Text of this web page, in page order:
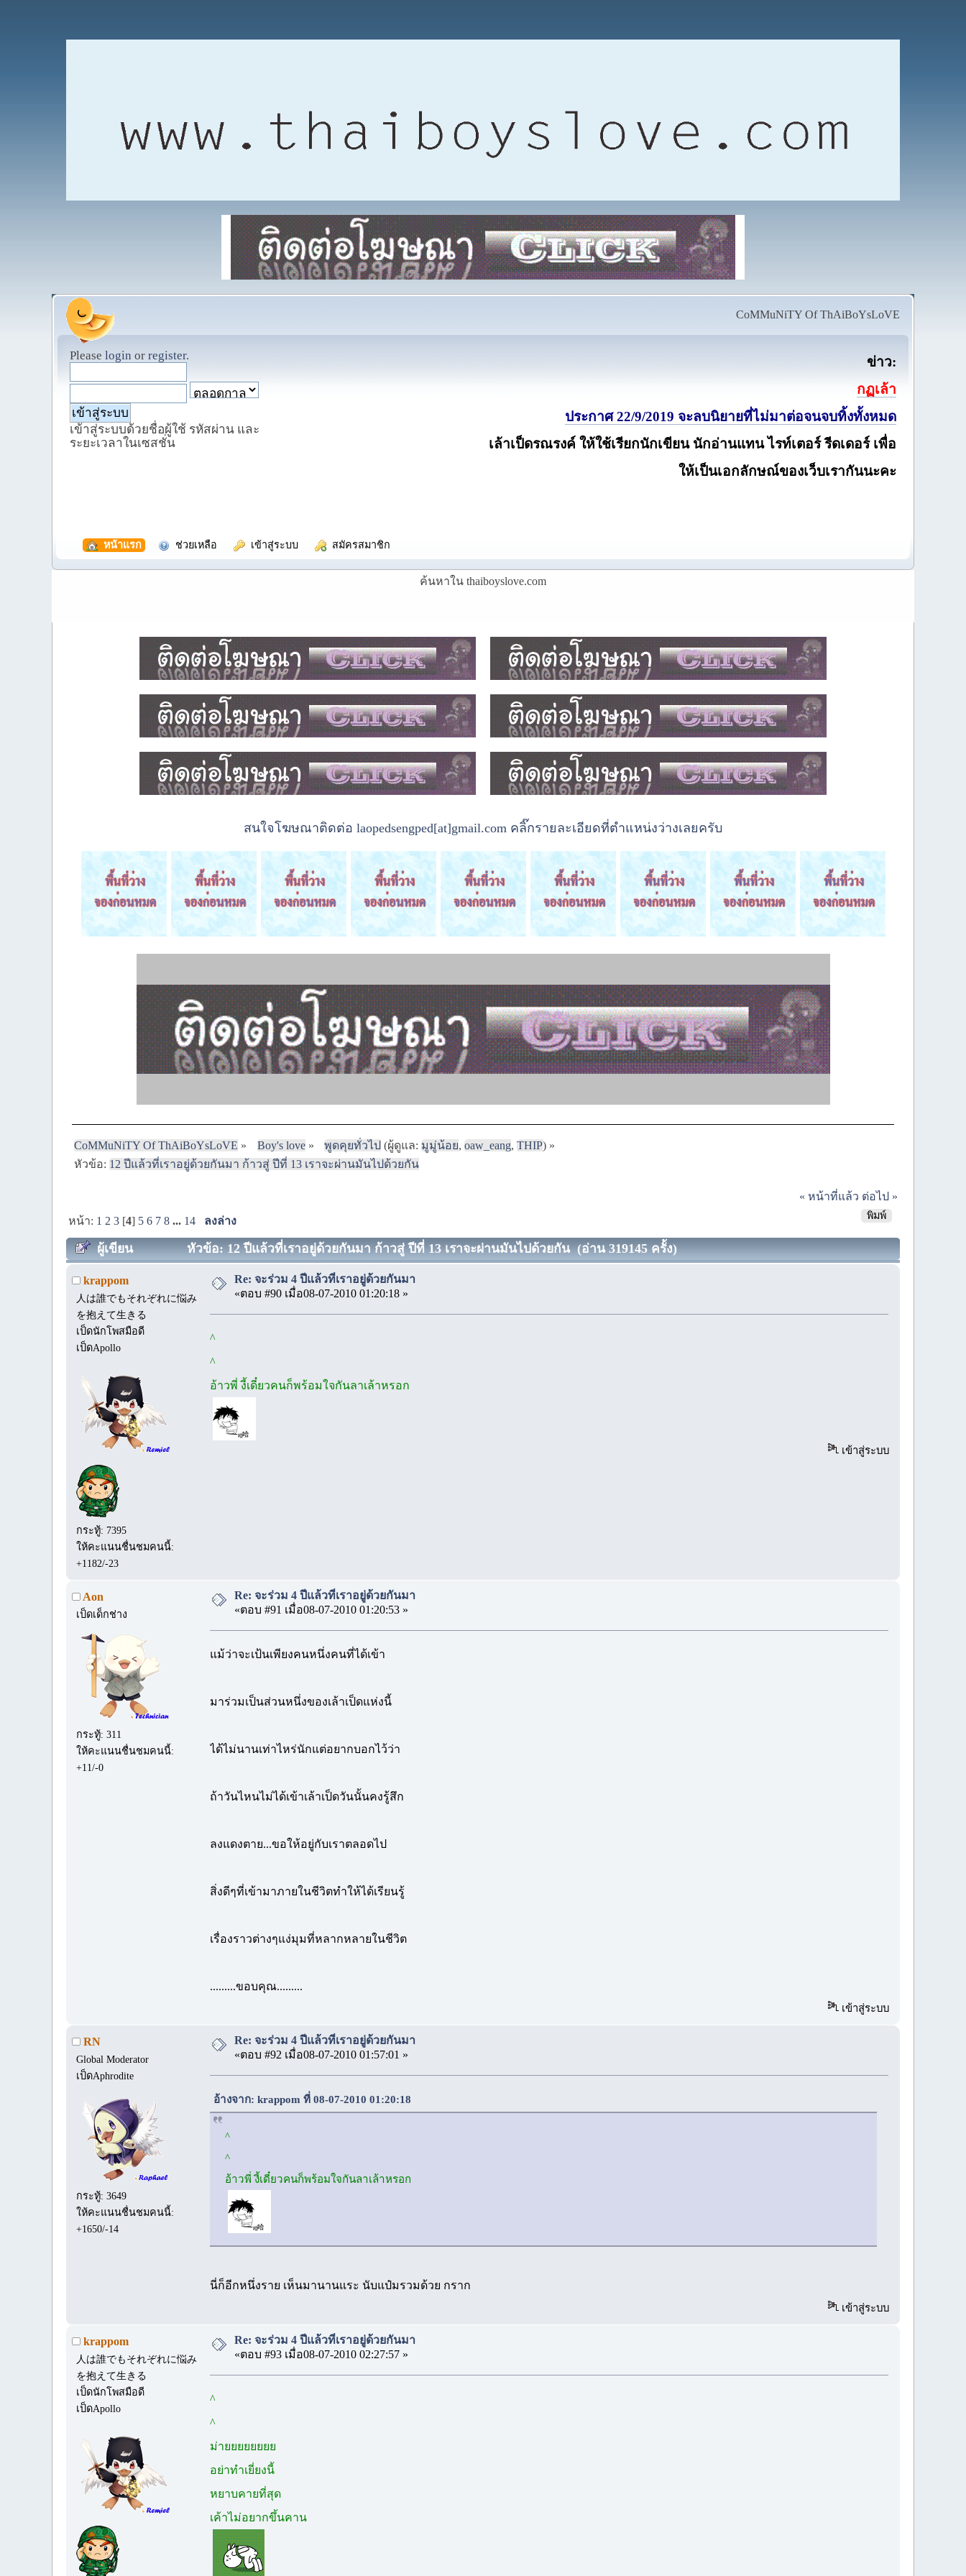
CoMMuNiTY Of ThAiBoYsLoVE
Please login or register.
เข้าสู่ระบบด้วยชื่อผู้ใช้ รหัสผ่าน และ
ระยะเวลาในเซสชั่น
ข่าว:
กฏเล้า
ประกาศ 22/9/2019 จะลบนิยายที่ไม่มาต่อจนจบทิ้งทั้งหมด
เล้าเป็ดรณรงค์ ให้ใช้เรียกนักเขียน นักอ่านแทน ไรท์เตอร์ รีดเดอร์ เพื่อ
ให้เป็นเอกลักษณ์ของเว็บเรากันนะคะ
หน้าแรก ช่วยเหลือ เข้าสู่ระบบ สมัครสมาชิก
ค้นหาใน thaiboyslove.com
สนใจโฆษณาติดต่อ laopedsengped[at]gmail.com คลิ๊กรายละเอียดที่ตำแหน่งว่างเลยครับ
CoMMuNiTY Of ThAiBoYsLoVE » Boy's love» พูดคุยทั่วไป (ผู้ดูแล: มูมู่น้อย, oaw_eang, THIP) »
หัวข้อ: 12 ปีแล้วที่เราอยู่ด้วยกันมา ก้าวสู่ ปีที่ 13 เราจะผ่านมันไปด้วยกัน
« หน้าที่แล้ว ต่อไป »
พิมพ์
หน้า: 1 2 3 [4] 5 6 7 8 ... 14 ลงล่าง
ผู้เขียน หัวข้อ: 12 ปีแล้วที่เราอยู่ด้วยกันมา ก้าวสู่ ปีที่ 13 เราจะผ่านมันไปด้วยกัน (อ่าน 319145 ครั้ง)
krappom
人は誰でもそれぞれに悩み
を抱えて生きる
เป็ดนักโพสมือดี
เป็ดApollo
กระทู้: 7395
ให้คะแนนชื่นชมคนนี้:
+1182/-23
Re: จะร่วม 4 ปีแล้วที่เราอยู่ด้วยกันมา
«ตอบ #90 เมื่อ08-07-2010 01:20:18 »
^
^
อ้าวพี่ งี้เดี๋ยวคนก็พร้อมใจกันลาเล้าหรอก
เข้าสู่ระบบ
Aon
เป็ดเด็กช่าง
กระทู้: 311
ให้คะแนนชื่นชมคนนี้:
+11/-0
Re: จะร่วม 4 ปีแล้วที่เราอยู่ด้วยกันมา
«ตอบ #91 เมื่อ08-07-2010 01:20:53 »
แม้ว่าจะเป้นเพียงคนหนึ่งคนที่ได้เข้า
มาร่วมเป็นส่วนหนึ่งของเล้าเป็ดแห่งนี้
ได้ไม่นานเท่าไหร่นักแต่อยากบอกไว้ว่า
ถ้าวันไหนไม่ได้เข้าเล้าเป็ดวันนั้นคงรู้สึก
ลงแดงตาย...ขอให้อยู่กับเราตลอดไป
สิ่งดีๆที่เข้ามาภายในชีวิตทำให้ได้เรียนรู้
เรื่องราวต่างๆแง่มุมที่หลากหลายในชีวิต
.........ขอบคุณ.........
เข้าสู่ระบบ
RN
Global Moderator
เป็ดAphrodite
กระทู้: 3649
ให้คะแนนชื่นชมคนนี้:
+1650/-14
Re: จะร่วม 4 ปีแล้วที่เราอยู่ด้วยกันมา
«ตอบ #92 เมื่อ08-07-2010 01:57:01 »
อ้างจาก: krappom ที่ 08-07-2010 01:20:18
^
^
อ้าวพี่ งี้เดี๋ยวคนก็พร้อมใจกันลาเล้าหรอก
นี่ก็อีกหนึ่งราย เห็นมานานแระ นับแป๋มรวมด้วย กราก
เข้าสู่ระบบ
krappom
人は誰でもそれぞれに悩み
を抱えて生きる
เป็ดนักโพสมือดี
เป็ดApollo
Re: จะร่วม 4 ปีแล้วที่เราอยู่ด้วยกันมา
«ตอบ #93 เมื่อ08-07-2010 02:27:57 »
^
^
ม่ายยยยยยยย
อย่าทำเยี่ยงนี้
หยาบคายที่สุด
เค้าไม่อยากขึ้นคาน